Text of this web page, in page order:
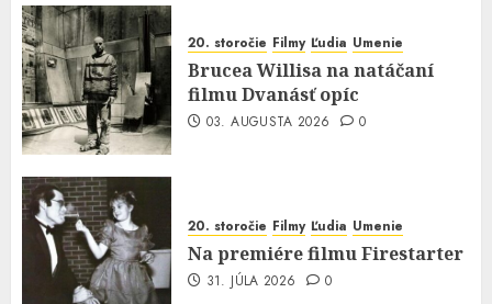
20. storočie Filmy Ľudia Umenie
Brucea Willisa na natáčaní
filmu Dvanásť opíc
03. AUGUSTA 2026 0
20. storočie Filmy Ľudia Umenie
Na premiére filmu Firestarter
31. JÚLA 2026 0